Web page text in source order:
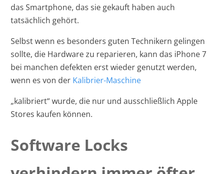
das Smartphone, das sie gekauft haben auch
tatsächlich gehört.
Selbst wenn es besonders guten Technikern gelingen
sollte, die Hardware zu reparieren, kann das iPhone 7
bei manchen defekten erst wieder genutzt werden,
wenn es von der Kalibrier-Maschine
„kalibriert“ wurde, die nur und ausschließlich Apple
Stores kaufen können.
Software Locks